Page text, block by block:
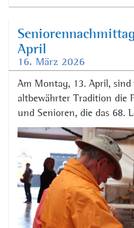
April
16. März 2026
Am Montag, 13. April,
altbewährter Tradition die
und Senioren, die das 68.
erreicht haben,
einem saftigen halben
Nachmittag auf dem
zu verbringen. Die
im Festzelt gegen […]